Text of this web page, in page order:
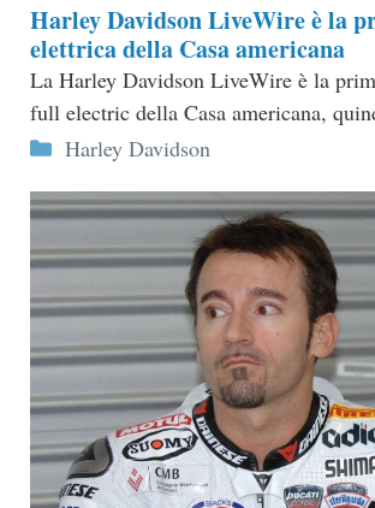
Harley Davidson LiveWire è la
elettrica della Casa americana
La Harley Davidson LiveWire è la
full electric della Casa americana,
Categorie
Harley Davidson